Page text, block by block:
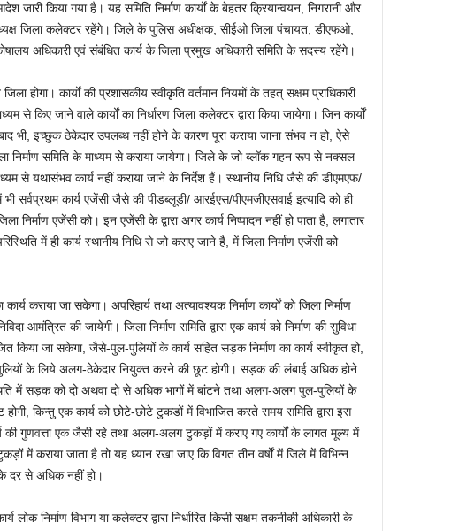
जारी किया गया है। यह समिति निर्माण कार्यों के बेहतर क्रियान्वयन, निगरानी और
जिला कलेक्टर रहेंगे। जिले के पुलिस अधीक्षक, सीईओ जिला पंचायत, डीएफओ,
अधिकारी एवं संबंधित कार्य के जिला प्रमुख अधिकारी समिति के सदस्य रहेंगे।
जिला होगा। कार्यों की प्रशासकीय स्वीकृति वर्तमान नियमों के तहत् सक्षम प्राधिकारी
से किए जाने वाले कार्यों का निर्धारण जिला कलेक्टर द्वारा किया जायेगा। जिन कार्यों
भी, इच्छुक ठेकेदार उपलब्ध नहीं होने के कारण पूरा कराया जाना संभव न हो, ऐसे
निर्माण समिति के माध्यम से कराया जायेगा। जिले के जो ब्लॉक गहन रूप से नक्सल
से यथासंभव कार्य नहीं कराया जाने के निर्देश हैं। स्थानीय निधि जैसे की डीएमएफ/
सर्वप्रथम कार्य एजेंसी जैसे की पीडब्लूडी/ आरईएस/पीएमजीएसवाई इत्यादि को ही
निर्माण एजेंसी को। इन एजेंसी के द्वारा अगर कार्य निष्पादन नहीं हो पाता है, लगातार
में ही कार्य स्थानीय निधि से जो कराए जाने है, में जिला निर्माण एजेंसी को
कराया जा सकेगा। अपरिहार्य तथा अत्यावश्यक निर्माण कार्यों को जिला निर्माण
आमंत्रित की जायेगी। जिला निर्माण समिति द्वारा एक कार्य को निर्माण की सुविधा
किया जा सकेगा, जैसे-पुल-पुलियों के कार्य सहित सड़क निर्माण का कार्य स्वीकृत हो,
के लिये अलग-ठेकेदार नियुक्त करने की छूट होगी। सड़क की लंबाई अधिक होने
में सड़क को दो अथवा दो से अधिक भागों में बांटने तथा अलग-अलग पुल-पुलियों के
किन्तु एक कार्य को छोटे-छोटे टुकडों में विभाजित करते समय समिति द्वारा इस
की गुणवत्ता एक जैसी रहे तथा अलग-अलग टुकड़ों में कराए गए कार्यों के लागत मूल्य में
में कराया जाता है तो यह ध्यान रखा जाए कि विगत तीन वर्षों में जिले में विभिन्न
के दर से अधिक नहीं हो।
लोक निर्माण विभाग या कलेक्टर द्वारा निर्धारित किसी सक्षम तकनीकी अधिकारी के